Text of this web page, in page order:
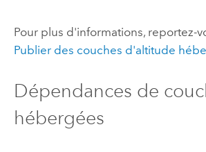
Pour plus d'informations, reportez-
Publier des couches d'altitude
Dépendances de
hébergées